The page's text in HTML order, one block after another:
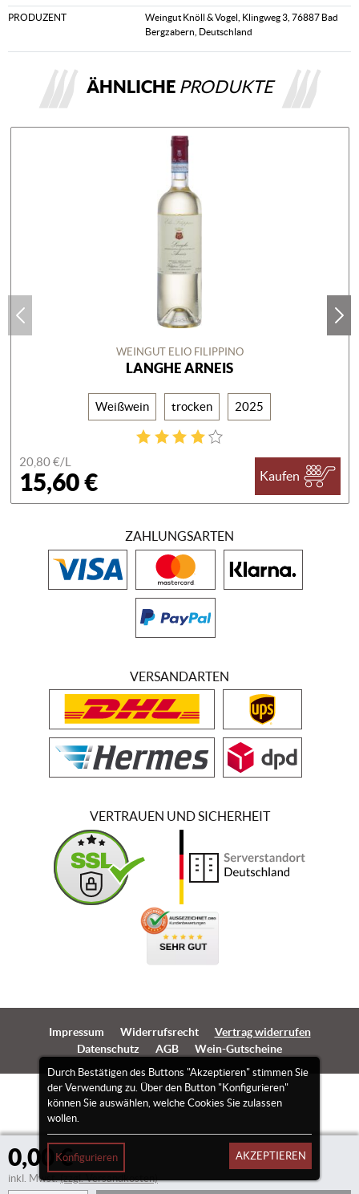
0,00 €
inkl. Mwst.(zzgl. Versandkosten)
PRODUZENT
Weingut Knöll & Vogel, Klingweg 3, 76887 Bad
Bergzabern, Deutschland
ÄHNLICHE PRODUKTE
WEINGUT ELIO FILIPPINO
LANGHE ARNEIS
Weißwein trocken 2025
20,80 €/L
15,60 € Kaufen
Durch Bestätigen des Buttons "Akzeptieren" stimmen Sie
der Verwendung zu. Über den Button "Konfigurieren"
können Sie auswählen, welche Cookies Sie zulassen
wollen.
Konfigurieren AKZEPTIEREN
ZAHLUNGSARTEN
VERSANDARTEN
VERTRAUEN UND SICHERHEIT
Impressum Widerrufsrecht
Vertrag widerrufen
Datenschutz
AGB Wein-Gutscheine